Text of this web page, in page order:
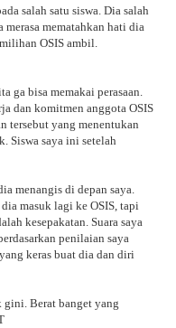
salah satu siswa. Dia salah
merasa mematahkan hati dia
OSIS ambil.
ga bisa memakai perasaan.
dan komitmen anggota OSIS
tersebut yang menentukan
Siswa saya ini setelah
menangis di depan saya.
masuk lagi ke OSIS, tapi
kesepakatan. Suara saya
penilaian saya
keras buat dia dan diri
gini. Berat banget yang